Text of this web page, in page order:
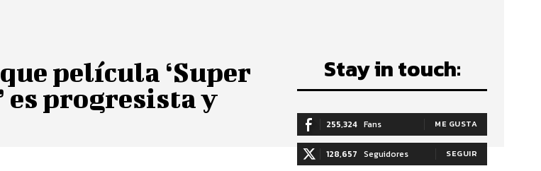
película ‘Super
es progresista y
Stay in touch:
255,324 Fans ME GUSTA
128,657 Seguidores SEGUIR